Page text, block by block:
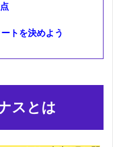
トを決めよう
スとは